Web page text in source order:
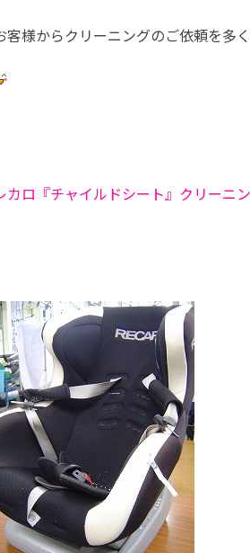
客様からクリーニングのご依頼を多
カロ『チャイルドシート』クリーニ